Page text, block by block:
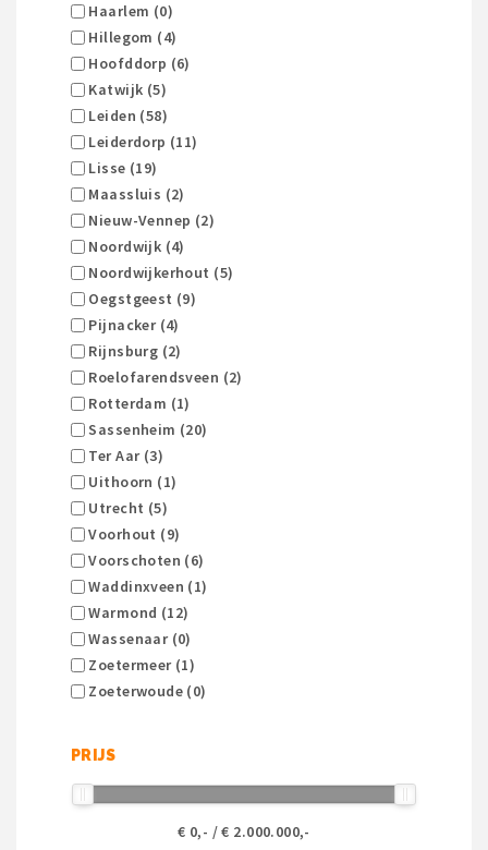
Haarlem (0)
Hillegom (4)
Hoofddorp (6)
Katwijk (5)
Leiden (58)
Leiderdorp (11)
Lisse (19)
Maassluis (2)
Nieuw-Vennep (2)
Noordwijk (4)
Noordwijkerhout (5)
Oegstgeest (9)
Pijnacker (4)
Rijnsburg (2)
Roelofarendsveen (2)
Rotterdam (1)
Sassenheim (20)
Ter Aar (3)
Uithoorn (1)
Utrecht (5)
Voorhout (9)
Voorschoten (6)
Waddinxveen (1)
Warmond (12)
Wassenaar (0)
Zoetermeer (1)
Zoeterwoude (0)
PRIJS
€ 0,- / € 2.000.000,-